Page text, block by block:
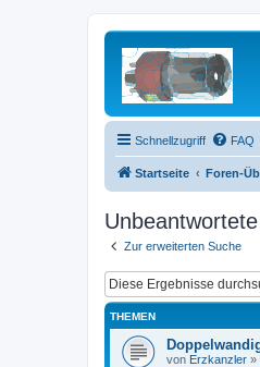
Schnellzugriff FAQ
Startseite Foren-
Zur erweiterten Suche
THEMEN
von Erzkanzler »